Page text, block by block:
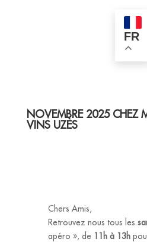
FR
NOVEMBRE 2025 CHEZ
VINS UZÈS
Chers Amis,
Retrouvez nous tous les
apéro », de 11h à 13h